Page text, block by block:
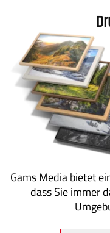
Gams Media bietet
dass Sie immer